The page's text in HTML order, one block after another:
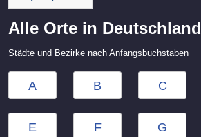
Alle Orte in Deutschland
Städte und Bezirke nach Anfangsbuchstaben
A B C
E F G